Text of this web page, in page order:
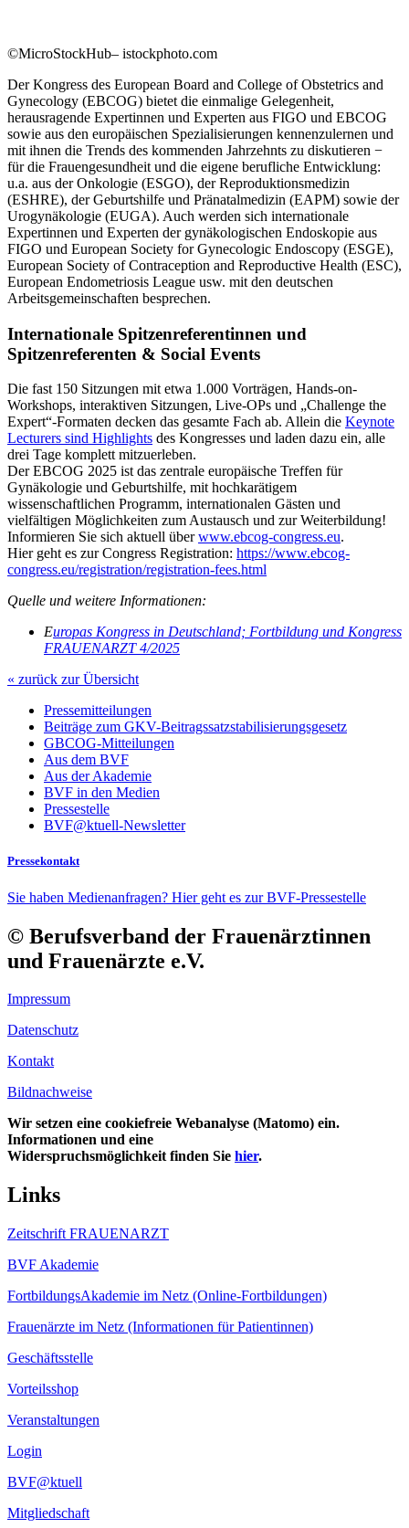
©MicroStockHub– istockphoto.com
Der Kongress des European Board and College of Obstetrics and
Gynecology (EBCOG) bietet die einmalige Gelegenheit,
herausragende Expertinnen und Experten aus FIGO und EBCOG
sowie aus den europäischen Spezialisierungen kennenzulernen und
mit ihnen die Trends des kommenden Jahrzehnts zu diskutieren −
für die Frauengesundheit und die eigene berufliche Entwicklung:
u.a. aus der Onkologie (ESGO), der Reproduktionsmedizin
(ESHRE), der Geburtshilfe und Pränatalmedizin (EAPM) sowie der
Urogynäkologie (EUGA). Auch werden sich internationale
Expertinnen und Experten der gynäkologischen Endoskopie aus
FIGO und European Society for Gynecologic Endoscopy (ESGE),
European Society of Contraception and Reproductive Health (ESC),
European Endometriosis League usw. mit den deutschen
Arbeitsgemeinschaften besprechen.
Internationale Spitzenreferentinnen und
Spitzenreferenten & Social Events
Die fast 150 Sitzungen mit etwa 1.000 Vorträgen, Hands-on-
Workshops, interaktiven Sitzungen, Live-OPs und „Challenge the
Expert“-Formaten decken das gesamte Fach ab. Allein die Keynote
Lecturers sind Highlights des Kongresses und laden dazu ein, alle
drei Tage komplett mitzuerleben.
Der EBCOG 2025 ist das zentrale europäische Treffen für
Gynäkologie und Geburtshilfe, mit hochkarätigem
wissenschaftlichen Programm, internationalen Gästen und
vielfältigen Möglichkeiten zum Austausch und zur Weiterbildung!
Informieren Sie sich aktuell überwww.ebcog-congress.eu.
Hier geht es zur Congress Registration: https://www.ebcog-
congress.eu/registration/registration-fees.html
Quelle und weitere Informationen:
Europas Kongress in Deutschland; Fortbildung und Kongress
FRAUENARZT 4/2025
« zurück zur Übersicht
Pressemitteilungen
Beiträge zum GKV-Beitragssatzstabilisierungsgesetz
GBCOG-Mitteilungen
Aus dem BVF
Aus der Akademie
BVF in den Medien
Pressestelle
BVF@ktuell-Newsletter
Pressekontakt
Sie haben Medienanfragen? Hier geht es zur BVF-Pressestelle
© Berufsverband der Frauenärztinnen
und Frauenärzte e.V.
Impressum
Datenschutz
Kontakt
Bildnachweise
Wir setzen eine cookiefreie Webanalyse (Matomo) ein.
Informationen und eine
Widerspruchsmöglichkeit finden Sie hier.
Links
Zeitschrift FRAUENARZT
BVF Akademie
FortbildungsAkademie im Netz (Online-Fortbildungen)
Frauenärzte im Netz (Informationen für Patientinnen)
Geschäftsstelle
Vorteilsshop
Veranstaltungen
Login
BVF@ktuell
Mitgliedschaft